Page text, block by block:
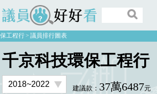
議員好好看
工程行 議員排行圖表
千京科技環保工程行
建議款： 37萬6487元